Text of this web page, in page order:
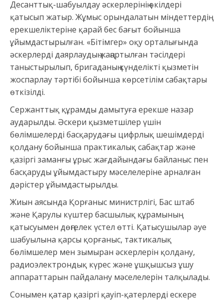
Десанттық-шабуылдау әскерлерінің өкілдері
қатысып жатыр. Жұмыс орындалатын міндеттердің
ерекшеліктеріне қарай бес бағыт бойынша
ұйымдастырылған. «Бітімгер» оқу орталығында
әскерлерді даярлаудың жаңартылған тәсілдері
таныстырылып, бригаданың күнделікті қызметін
жоспарлау тәртібі бойынша көрсетілім сабақтары
өткізілді.
Сержанттық құрамды дамытуға ерекше назар
аударылды. Әскери қызметшілер үшін
бөлімшелерді басқарудағы цифрлық шешімдерді
қолдану бойынша практикалық сабақтар және
қазіргі заманғы ұрыс жағдайындағы байланыс пен
басқаруды ұйымдастыру мәселелеріне арналған
дәрістер ұйымдастырылды.
Жиын аясында Қорғаныс министрлігі, Бас штаб
және Қарулы күштер басшылық құрамының
қатысуымен дөңгелек үстел өтті. Қатысушылар әуе
шабуылына қарсы қорғаныс, тактикалық
бөлімшелер мен зымыран әскерлерін қолдану,
радиоэлектрондық күрес және ұшқышсыз ұшу
аппараттарын пайдалану мәселелерін талқылады.
Сонымен қатар қазіргі қауіп-қатерлерді ескере